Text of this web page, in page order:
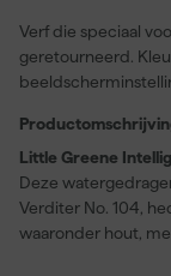
Verf die speciaal
geretourneerd.
Little Greene
Deze
Verditer No. 104,
waaronder hout,